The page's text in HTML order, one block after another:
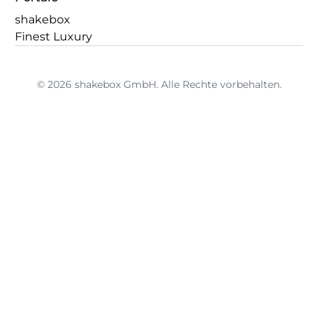
shakebox
Finest Luxury
© 2026 shakebox GmbH. Alle Rechte vorbehalten.